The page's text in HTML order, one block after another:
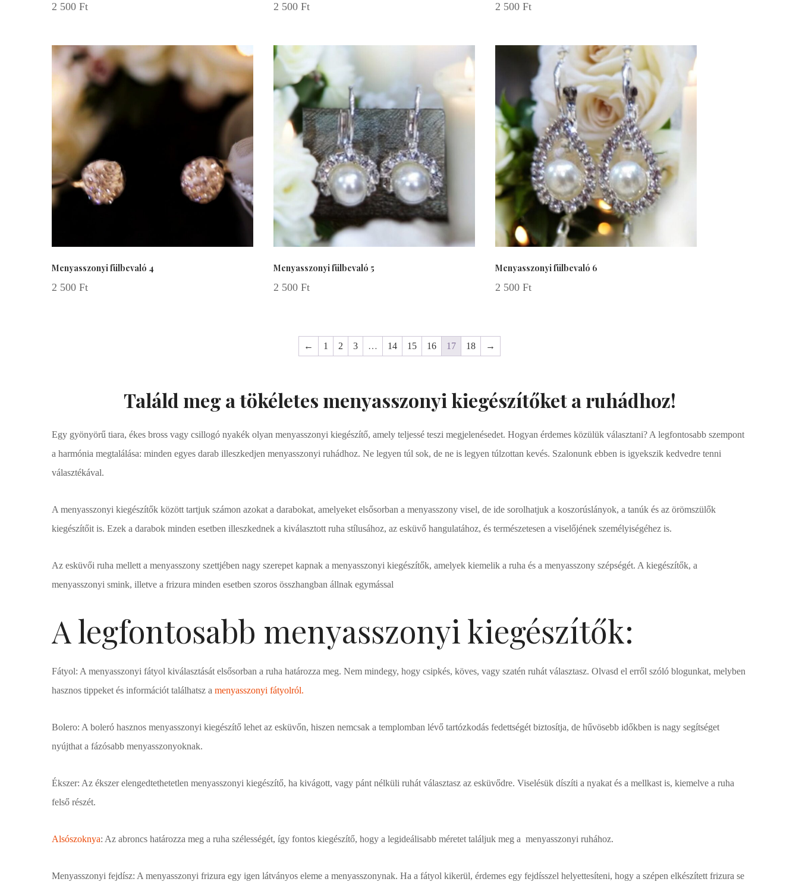
2 500 Ft 2 500 Ft 2 500 Ft
Menyasszonyi fülbevaló 4
2 500 Ft
Menyasszonyi fülbevaló 5
2 500 Ft
Menyasszonyi fülbevaló 6
2 500 Ft
← 1 2 3 … 14 15 16 17 18 →
Találd meg a tökéletes menyasszonyi kiegészítőket a ruhádhoz!
Egy gyönyörű tiara, ékes bross vagy csillogó nyakék olyan menyasszonyi kiegészítő, amely teljessé teszi megjelenésedet. Hogyan érdemes közülük választani? A legfontosabb szempont
a harmónia megtalálása: minden egyes darab illeszkedjen menyasszonyi ruhádhoz. Ne legyen túl sok, de ne is legyen túlzottan kevés. Szalonunk ebben is igyekszik kedvedre tenni
választékával.
A menyasszonyi kiegészítők között tartjuk számon azokat a darabokat, amelyeket elsősorban a menyasszony visel, de ide sorolhatjuk a koszorúslányok, a tanúk és az örömszülők
kiegészítőit is. Ezek a darabok minden esetben illeszkednek a kiválasztott ruha stílusához, az esküvő hangulatához, és természetesen a viselőjének személyiségéhez is.
Az esküvői ruha mellett a menyasszony szettjében nagy szerepet kapnak a menyasszonyi kiegészítők, amelyek kiemelik a ruha és a menyasszony szépségét. A kiegészítők, a
menyasszonyi smink, illetve a frizura minden esetben szoros összhangban állnak egymással
A legfontosabb menyasszonyi kiegészítők:
Fátyol: A menyasszonyi fátyol kiválasztását elsősorban a ruha határozza meg. Nem mindegy, hogy csipkés, köves, vagy szatén ruhát választasz. Olvasd el erről szóló blogunkat, melyben
hasznos tippeket és információt találhatsz a menyasszonyi fátyolról.
Bolero: A boleró hasznos menyasszonyi kiegészítő lehet az esküvőn, hiszen nemcsak a templomban lévő tartózkodás fedettségét biztosítja, de hűvösebb időkben is nagy segítséget
nyújthat a fázósabb menyasszonyoknak.
Ékszer: Az ékszer elengedtethetetlen menyasszonyi kiegészítő, ha kivágott, vagy pánt nélküli ruhát választasz az esküvődre. Viselésük díszíti a nyakat és a mellkast is, kiemelve a ruha
felső részét.
Alsószoknya: Az abroncs határozza meg a ruha szélességét, így fontos kiegészítő, hogy a legideálisabb méretet találjuk meg a menyasszonyi ruhához.
Menyasszonyi fejdísz: A menyasszonyi frizura egy igen látványos eleme a menyasszonynak. Ha a fátyol kikerül, érdemes egy fejdísszel helyettesíteni, hogy a szépen elkészített frizura se